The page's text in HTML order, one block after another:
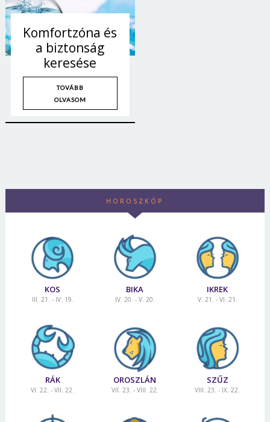
Komfortzóna és
a biztonság
keresése
TOVÁBB
OLVASOM
HOROSZKÓP
KOS
III. 21. - IV. 19.
BIKA
IV. 20. - V. 20.
IKREK
V. 21. - VI. 21.
RÁK
VI. 22. - VII. 22.
OROSZLÁN
VII. 23. - VIII. 22.
SZŰZ
VIII. 23. - IX. 22.